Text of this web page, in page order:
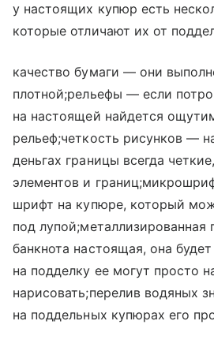
у настоящих купюр есть
которые отличают их от
качество бумаги — они
плотной;рельефы — если
на настоящей найдется
рельеф;четкость рисунков —
деньгах границы всегда
элементов и
шрифт на купюре, который
под
банкнота настоящая, она
на подделку ее могут просто
нарисовать;перелив водяных
на поддельных купюрах его